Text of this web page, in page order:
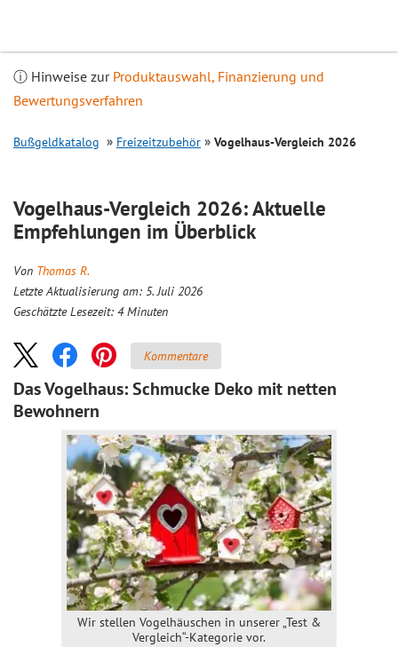
ⓘ Hinweise zur Produktauswahl, Finanzierung und
Bewertungsverfahren
Bußgeldkatalog Freizeitzubehör Vogelhaus-Vergleich 2026
Vogelhaus-Vergleich 2026: Aktuelle
Empfehlungen im Überblick
Von Thomas R.
Letzte Aktualisierung am: 5. Juli 2026
Geschätzte Lesezeit: 4 Minuten
Kommentare
Das Vogelhaus: Schmucke Deko mit netten
Bewohnern
Wir stellen Vogelhäuschen in unserer „Test &
Vergleich“-Kategorie vor.